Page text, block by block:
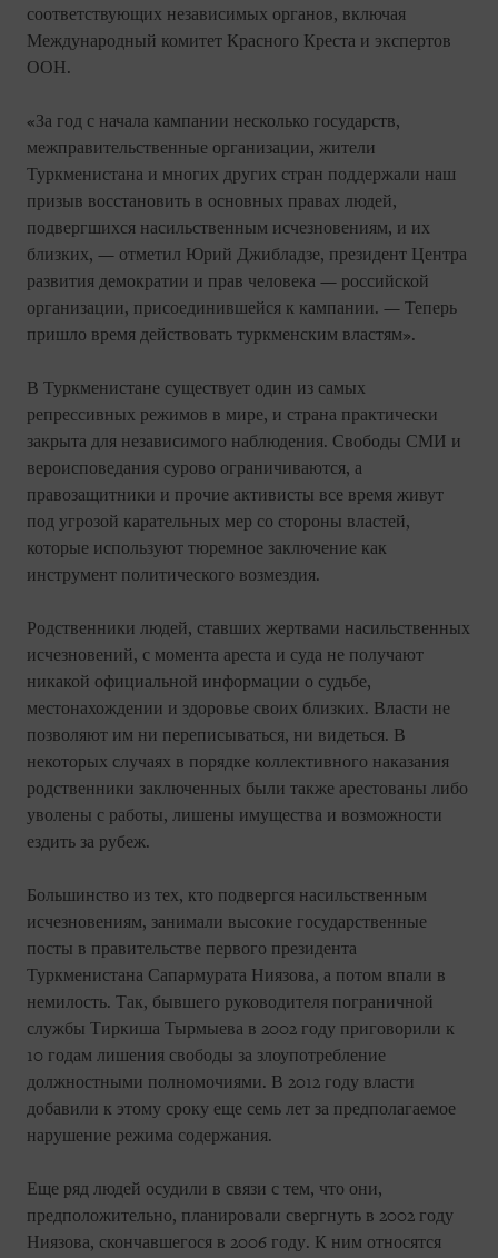
соответствующих независимых органов, включая
Международный комитет Красного Креста и экспертов
ООН.
«За год с начала кампании несколько государств,
межправительственные организации, жители
Туркменистана и многих других стран поддержали наш
призыв восстановить в основных правах людей,
подвергшихся насильственным исчезновениям, и их
близких, — отметил Юрий Джибладзе, президент Центра
развития демократии и прав человека — российской
организации, присоединившейся к кампании. — Теперь
пришло время действовать туркменским властям».
В Туркменистане существует один из самых
репрессивных режимов в мире, и страна практически
закрыта для независимого наблюдения. Свободы СМИ и
вероисповедания сурово ограничиваются, а
правозащитники и прочие активисты все время живут
под угрозой карательных мер со стороны властей,
которые используют тюремное заключение как
инструмент политического возмездия.
Родственники людей, ставших жертвами насильственных
исчезновений, с момента ареста и суда не получают
никакой официальной информации о судьбе,
местонахождении и здоровье своих близких. Власти не
позволяют им ни переписываться, ни видеться. В
некоторых случаях в порядке коллективного наказания
родственники заключенных были также арестованы либо
уволены с работы, лишены имущества и возможности
ездить за рубеж.
Большинство из тех, кто подвергся насильственным
исчезновениям, занимали высокие государственные
посты в правительстве первого президента
Туркменистана Сапармурата Ниязова, а потом впали в
немилость. Так, бывшего руководителя пограничной
службы Тиркиша Тырмыева в 2002 году приговорили к
10 годам лишения свободы за злоупотребление
должностными полномочиями. В 2012 году власти
добавили к этому сроку еще семь лет за предполагаемое
нарушение режима содержания.
Еще ряд людей осудили в связи с тем, что они,
предположительно, планировали свергнуть в 2002 году
Ниязова, скончавшегося в 2006 году. К ним относятся